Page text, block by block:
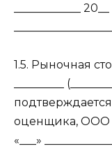
____________
1.5. Рыночная
_________
оценщика, ООО
«___»